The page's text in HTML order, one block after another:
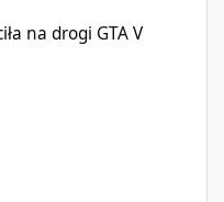
na drogi GTA V